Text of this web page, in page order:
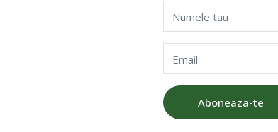
Numele tau
Email
Aboneaza-te